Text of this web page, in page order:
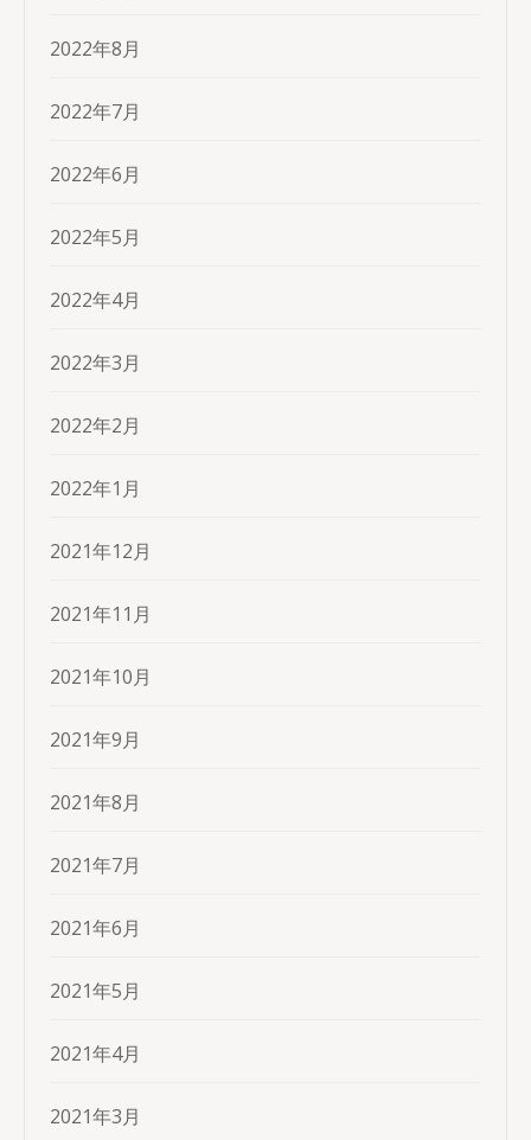
2022年8月
2022年7月
2022年6月
2022年5月
2022年4月
2022年3月
2022年2月
2022年1月
2021年12月
2021年11月
2021年10月
2021年9月
2021年8月
2021年7月
2021年6月
2021年5月
2021年4月
2021年3月